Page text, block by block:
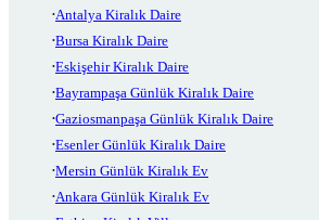
Antalya Kiralık Daire
Bursa Kiralık Daire
Eskişehir Kiralık Daire
Bayrampaşa Günlük Kiralık Daire
Gaziosmanpaşa Günlük Kiralık Daire
Esenler Günlük Kiralık Daire
Mersin Günlük Kiralık Ev
Ankara Günlük Kiralık Ev